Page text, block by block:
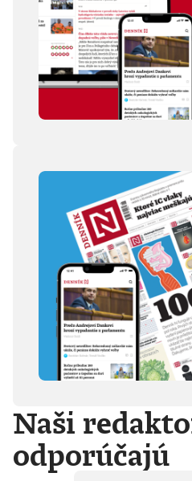
fanúšikovia aj
kritika dávajú palec
hore. Hrá pred
tisíckami ľudí na
festivaloch, vo
vypredaných sálach
aj v malých
punkových
ľudia, ktorí sa
predtým nepoznali,
vedú intenzívny
dialóg o hudbe a
stave sveta. V
štrnástich
tematicky
zameraných
kapitolách príde
okrem iného reč na
punk, trap,
rock’n’roll, Beatles,
Sex Pistols,
Dostojevského,
Hegela, Boha, GG
psychické diagnózy,
lásku, násilie,
rómstvo, working
class, anarchizmus,
okultizmus,
Naši
odporúčajú